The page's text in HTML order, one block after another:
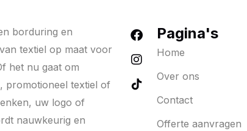
borduring en
textiel op maat voor
het nu gaat om
promotioneel textiel of
uw logo of
nauwkeurig en
Pagina's
Home
Over ons
Contact
Offerte aanvragen